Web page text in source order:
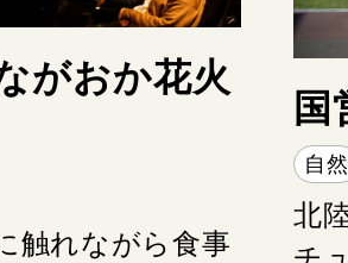
がおか花火
触れながら食事
国
自然
北